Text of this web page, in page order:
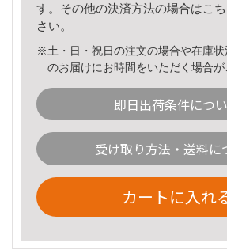
す。その他の決済方法の場合はこ
さい。
※土・日・祝日の注文の場合や在庫状
のお届けにお時間をいただく場合が
即日出荷条件につ
受け取り方法・送料に
カートに入れ